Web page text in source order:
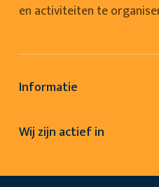
en activiteiten te
Informatie
Wij zijn actief in